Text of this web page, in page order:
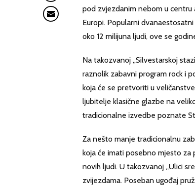
pod zvjezdanim nebom u
Europi. Popularni
oko 12 milijuna ljudi, ove se
Na takozvanoj „Silvestarskoj
raznolik zabavni program rock i
koja će se pretvoriti u
ljubitelje klasične glazbe na
tradicionalne izvedbe poznate
Za nešto manje tradicionalnu
koja će imati posebno mjesto za
novih ljudi. U takozvanoj „Ulici
zvijezdama. Poseban ugođaj